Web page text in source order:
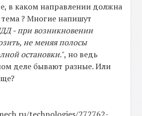
в каком направлении должна
тема ? Многие напишут
- при возникновении
не меняя полосы
остановки.", но ведь
деле бывают разные. Или